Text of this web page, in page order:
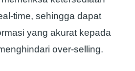
time, sehingga dapat
yang akurat kepada
over-selling.